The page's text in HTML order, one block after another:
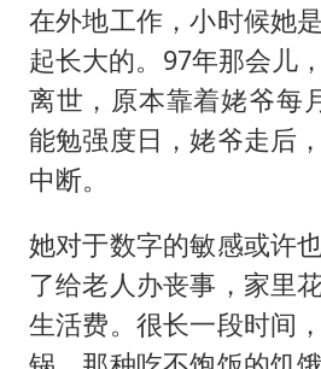
在外地工作，小时候她
起长大的。97年那会儿
离世，原本靠着姥爷每
能勉强度日，姥爷走后
中断。
她对于数字的敏感或许
了给老人办丧事，家里
生活费。很长一段时间